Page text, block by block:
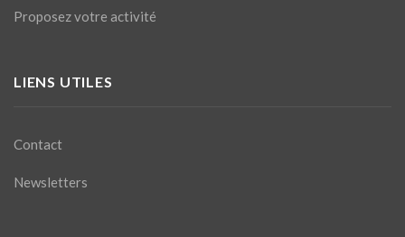
Proposez votre activité
LIENS UTILES
Contact
Newsletters